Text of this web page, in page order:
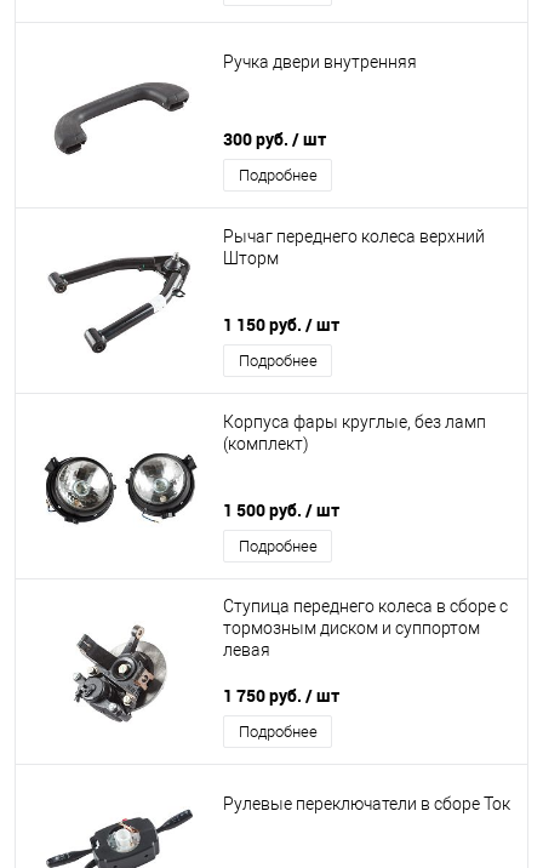
Ручка двери внутренняя
300 руб. / шт
Подробнее
Рычаг переднего колеса верхний
Шторм
1 150 руб. / шт
Подробнее
Корпуса фары круглые, без ламп
(комплект)
1 500 руб. / шт
Подробнее
Ступица переднего колеса в сборе с
тормозным диском и суппортом
левая
1 750 руб. / шт
Подробнее
Рулевые переключатели в сборе Ток